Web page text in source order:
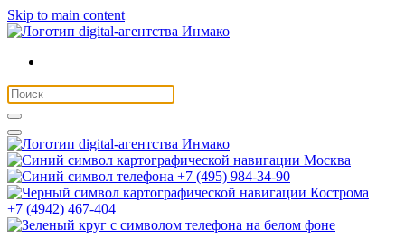
Skip to main content
Москва
+7 (495) 984-34-90
Кострома
+7 (4942) 467-404